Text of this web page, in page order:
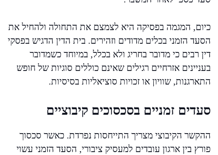
כיום, המגמה בפסיקה היא לצמצם את התחולה ולהחיל את
הסעד הזמני בכלים מדודים וזהירים. בית הדין הדגיש בפסקי
דין רבים כי מדובר בחריג ולא בכלל, במיוחד כשמדובר
בעניינים אזרחיים רגילים שאינם כוללים סוגיות של חופש
התארגנות, שוויון או זכויות סוציאליות בסיסיות.
סעדים זמניים בסכסוכים קיבוציים
ההקשר הקיבוצי מצריך התייחסות נפרדת. כאשר סכסוך
פורץ בין ארגון עובדים למעסיק ציבורי, הסעד הזמני עשוי